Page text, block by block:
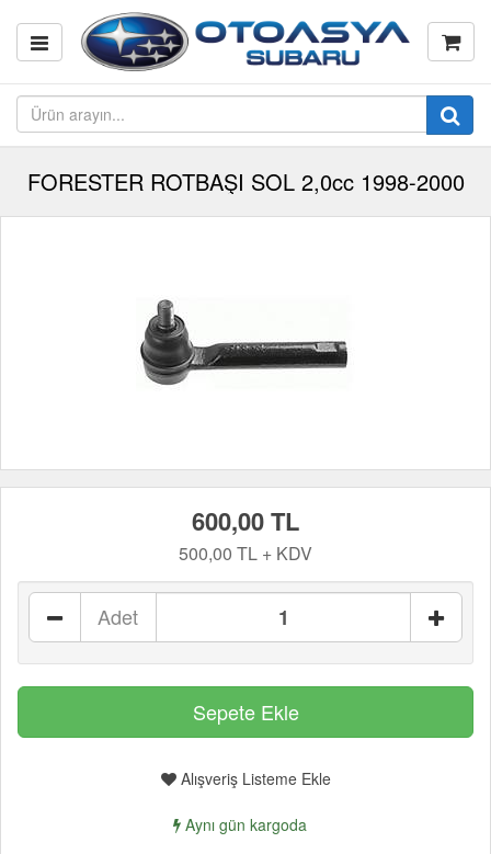
FORESTER ROTBAŞI SOL 2,0cc 1998-2000
600,00 TL
500,00 TL + KDV
Adet
Alışveriş Listeme Ekle
Aynı gün kargoda